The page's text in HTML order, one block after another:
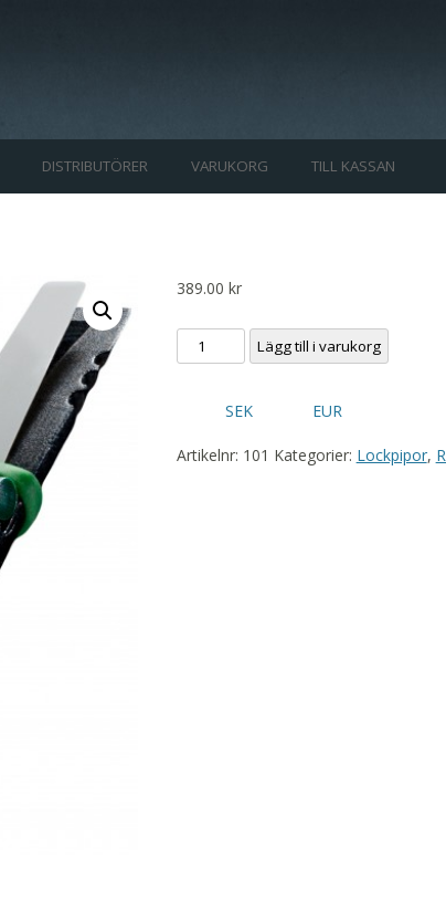
DISTRIBUTÖRER VARUKORG TILL KASSAN
389.00 kr
Nordik
Predator
mängd
Lägg till i varukorg
SEK EUR
Artikelnr: 101 Kategorier: Lockpipor,